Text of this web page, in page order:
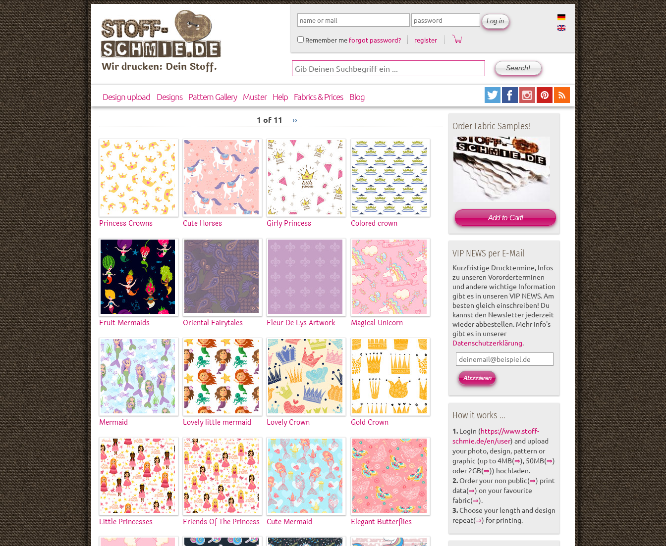
Wir drucken: Dein Stoff.
Remember me forgot password? register
Design upload Designs Pattern Gallery Muster Help Fabrics & Prices Blog
1 of 11 ››
Princess Crowns Cute Horses Girly Princess Colored crown
Fruit Mermaids Oriental Fairytales Fleur De Lys Artwork Magical Unicorn
Mermaid Lovely little mermaid Lovely Crown Gold Crown
Little Princesses Friends Of The Princess Cute Mermaid Elegant Butterflies
Order Fabric Samples!
Add to Cart!
VIP NEWS per E-Mail
Kurzfristige Drucktermine, Infos
zu unseren Vororderterminen
und andere wichtige Information
gibt es in unseren VIP NEWS. Am
besten gleich einschreiben! Du
kannst den Newsletter jederzeit
wieder abbestellen. Mehr Info's
gibt es in unserer
Datenschutzerklärung
How it works ...
1. Login (https://www.stoff-
schmie.de/en/user) and upload
your photo, design, pattern or
graphic (up to 4MB(⇒), 50MB(⇒)
oder 2GB(⇒)) hochladen.
2.Order your non public(⇒) print
data(⇒) on your favourite
fabric(⇒).
3.Choose your length and design
repeat(⇒) for printing.